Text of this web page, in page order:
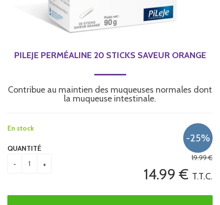
PILEJE PERMÉALINE 20 STICKS SAVEUR ORANGE
Contribue au maintien des muqueuses normales dont
la muqueuse intestinale.
19.99€
14.99 € T.T.C.
En stock
QUANTITÉ